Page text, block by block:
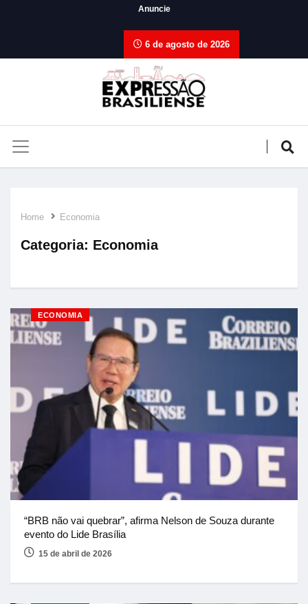
Anuncie
6 de agosto de 2026
Home Economia
Categoria: Economia
ECONOMIA
“BRB não vai quebrar”, afirma Nelson de Souza durante
evento do Lide Brasília
15 de abril de 2026